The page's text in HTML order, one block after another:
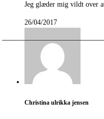
Jeg glæder mig vildt over
26/04/2017
Christina ulrikka jensen